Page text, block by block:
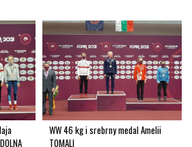
WW 46 kg i srebrny medal Amelii
TOMALI